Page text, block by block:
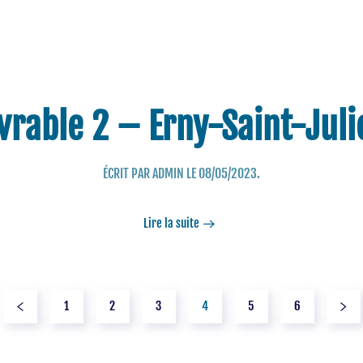
2 – Erny-Saint-
ÉCRIT PARADMIN LE08/05/2023.
Lire la suite
1 2 3 4 5 6